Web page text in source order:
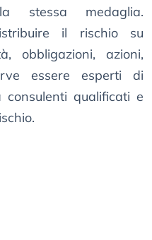
stessa medaglia.
il rischio su
obbligazioni, azioni,
essere esperti di
qualificati e